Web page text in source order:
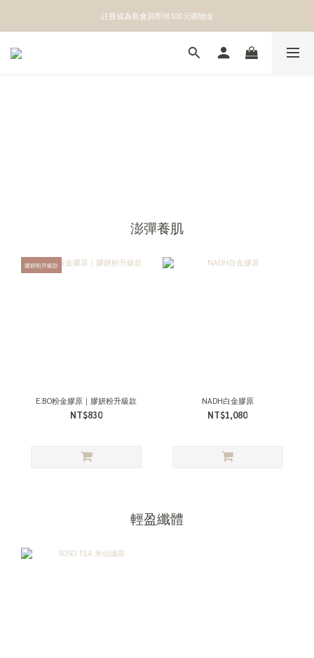
👉點我立即綁定官方LINE獲得第一手優惠資訊
註冊成為新會員即領100元購物金
👉點我立即綁定官方LINE獲得第一手優惠資訊
澎彈養肌
膠妍粉升級款
E.BO粉金膠原｜膠妍粉升級款
NT$830
NADH白金膠原
NT$1,080
輕盈纖體